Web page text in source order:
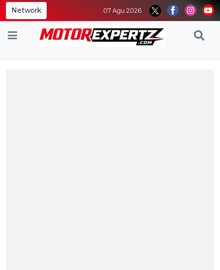
Network 07 Agu 2026